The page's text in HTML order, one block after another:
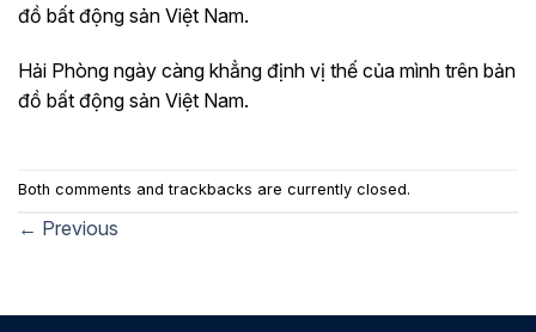
đồ bất động sản Việt Nam.
Hải Phòng ngày càng khẳng định vị thế của mình trên bản
đồ bất động sản Việt Nam.
Both comments and trackbacks are currently closed.
← Previous